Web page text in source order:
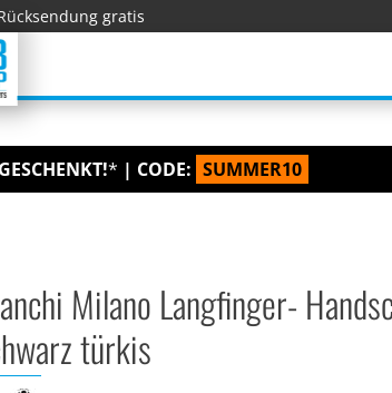
gratis
* | CODE: SUMMER10
Milano Langfinger-
türkis